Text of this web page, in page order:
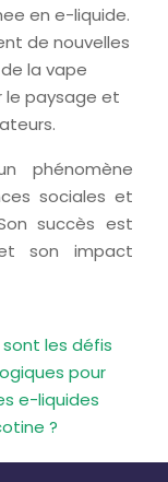
en e-liquide.
de nouvelles
la vape
paysage et
phénomène
sociales et
succès est
son impact
sont les défis
pour
e-liquides
?